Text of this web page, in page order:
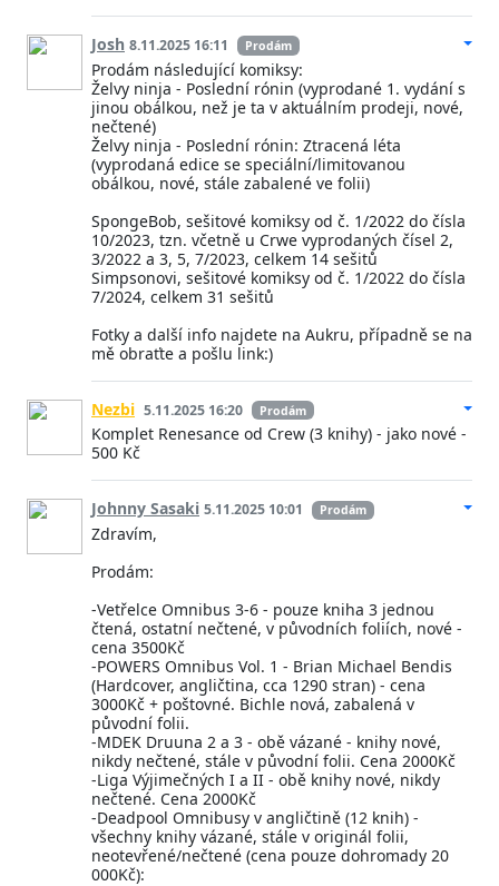
Josh 8.11.2025 16:11 Prodám
Prodám následující komiksy:
Želvy ninja - Poslední rónin (vyprodané 1. vydání s
jinou obálkou, než je ta v aktuálním prodeji, nové,
nečtené)
Želvy ninja - Poslední rónin: Ztracená léta
(vyprodaná edice se speciální/limitovanou
obálkou, nové, stále zabalené ve folii)
SpongeBob, sešitové komiksy od č. 1/2022 do čísla
10/2023, tzn. včetně u Crwe vyprodaných čísel 2,
3/2022 a 3, 5, 7/2023, celkem 14 sešitů
Simpsonovi, sešitové komiksy od č. 1/2022 do čísla
7/2024, celkem 31 sešitů
Fotky a další info najdete na Aukru, případně se na
mě obraťte a pošlu link:)
Nezbi 5.11.2025 16:20 Prodám
Komplet Renesance od Crew (3 knihy) - jako nové -
500 Kč
Johnny Sasaki 5.11.2025 10:01 Prodám
Zdravím,
Prodám:
-Vetřelce Omnibus 3-6 - pouze kniha 3 jednou
čtená, ostatní nečtené, v původních foliích, nové -
cena 3500Kč
-POWERS Omnibus Vol. 1 - Brian Michael Bendis
(Hardcover, angličtina, cca 1290 stran) - cena
3000Kč + poštovné. Bichle nová, zabalená v
původní folii.
-MDEK Druuna 2 a 3 - obě vázané - knihy nové,
nikdy nečtené, stále v původní folii. Cena 2000Kč
-Liga Výjimečných I a II - obě knihy nové, nikdy
nečtené. Cena 2000Kč
-Deadpool Omnibusy v angličtině (12 knih) -
všechny knihy vázané, stále v originál folii,
neotevřené/nečtené (cena pouze dohromady 20
000Kč):